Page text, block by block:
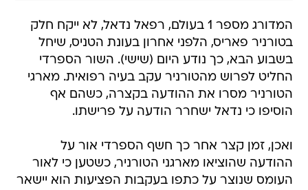
המדורג מספר 1 בעולם, רפאל נדאל, לא ייקח חלק
בטורניר פאריס, הלפני אחרון בעונת הטניס, שיחל
בשבוע הבא, כך נודע היום (שישי). השור הספרדי
החליט לפרוש מהטורניר עקב בעיה רפואית. מארגי
הטורניר מסרו את ההודעה בקצרה, כשהם אף
הוסיפו כי נדאל ישחרר הודעה על פרישתו.
ואכן, זמן קצר אחר כך חשף הספרדי אור על
ההודעה שהוציאו מארגני הטורניר, כשטען כי לאור
העומס שנוצר על כתפו בעקבות הפציעות הוא יישאר